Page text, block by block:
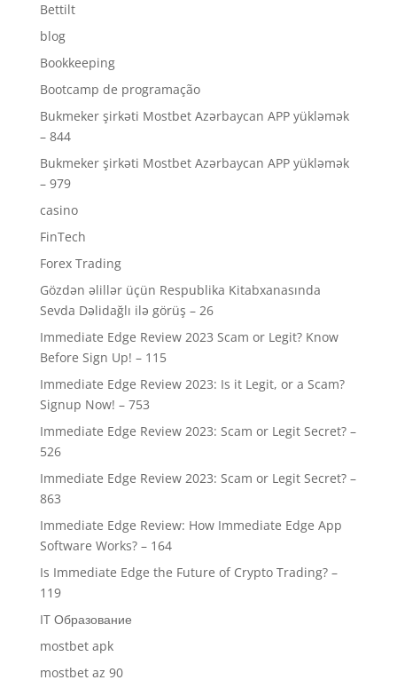
Bettilt
blog
Bookkeeping
Bootcamp de programação
Bukmeker şirkəti Mostbet Azərbaycan APP yükləmək
– 844
Bukmeker şirkəti Mostbet Azərbaycan APP yükləmək
– 979
casino
FinTech
Forex Trading
Gözdən əlillər üçün Respublika Kitabxanasında
Sevda Dəlidağlı ilə görüş – 26
Immediate Edge Review 2023 Scam or Legit? Know
Before Sign Up! – 115
Immediate Edge Review 2023: Is it Legit, or a Scam?
Signup Now! – 753
Immediate Edge Review 2023: Scam or Legit Secret? –
526
Immediate Edge Review 2023: Scam or Legit Secret? –
863
Immediate Edge Review: How Immediate Edge App
Software Works? – 164
Is Immediate Edge the Future of Crypto Trading? –
119
IT Образование
mostbet apk
mostbet az 90